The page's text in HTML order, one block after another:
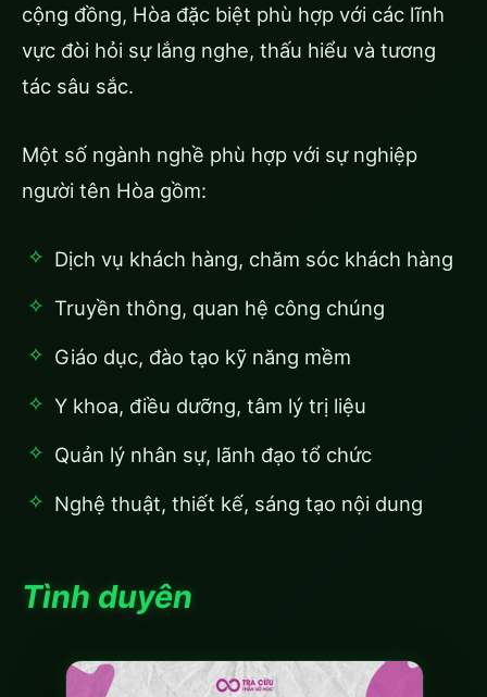
cộng đồng, Hòa đặc biệt phù hợp với các lĩnh
vực đòi hỏi sự lắng nghe, thấu hiểu và tương
tác sâu sắc.
Một số ngành nghề phù hợp với sự nghiệp
người tên Hòa gồm:
Dịch vụ khách hàng, chăm sóc khách hàng
Truyền thông, quan hệ công chúng
Giáo dục, đào tạo kỹ năng mềm
Y khoa, điều dưỡng, tâm lý trị liệu
Quản lý nhân sự, lãnh đạo tổ chức
Nghệ thuật, thiết kế, sáng tạo nội dung
Tình duyên